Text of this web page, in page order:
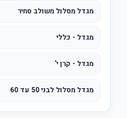
מגדל מסלול משולב סחיר
מגדל - כללי
מגדל - קרן י'
מגדל מסלול לבני 50 עד 60